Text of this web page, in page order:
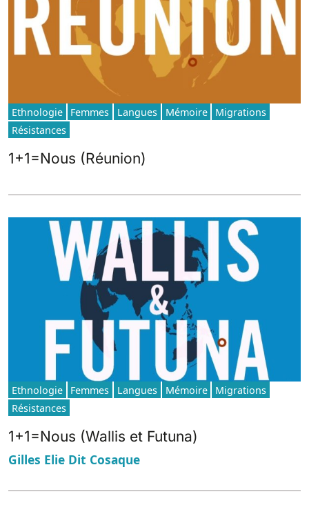
Ethnologie Femmes Langues Mémoire
Migrations
Résistances
1+1=Nous (Réunion)
Ethnologie Femmes Langues Mémoire
Migrations
Résistances
1+1=Nous (Wallis et Futuna)
Gilles Elie Dit Cosaque